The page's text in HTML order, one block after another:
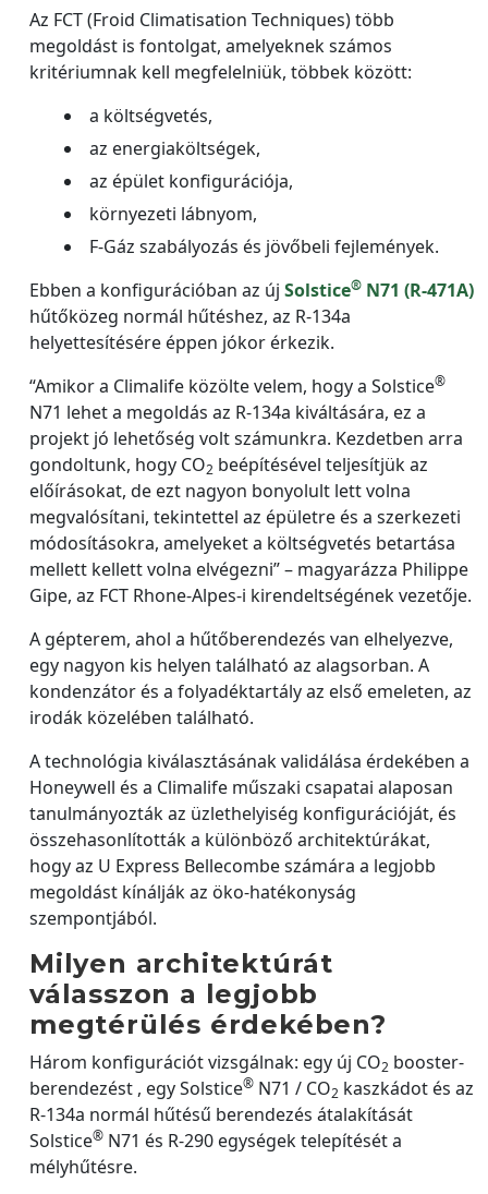
Az FCT (Froid Climatisation Techniques) több
megoldást is fontolgat, amelyeknek számos
kritériumnak kell megfelelniük, többek között:
a költségvetés,
az energiaköltségek,
az épület konfigurációja,
környezeti lábnyom,
F-Gáz szabályozás és jövőbeli fejlemények.
Ebben a konfigurációban az új Solstice® N71 (R-471A)
hűtőközeg normál hűtéshez, az R-134a
helyettesítésére éppen jókor érkezik.
“Amikor a Climalife közölte velem, hogy a Solstice®
N71 lehet a megoldás az R-134a kiváltására, ez a
projekt jó lehetőség volt számunkra. Kezdetben arra
gondoltunk, hogy CO2 beépítésével teljesítjük az
előírásokat, de ezt nagyon bonyolult lett volna
megvalósítani, tekintettel az épületre és a szerkezeti
módosításokra, amelyeket a költségvetés betartása
mellett kellett volna elvégezni” – magyarázza Philippe
Gipe, az FCT Rhone-Alpes-i kirendeltségének vezetője.
A gépterem, ahol a hűtőberendezés van elhelyezve,
egy nagyon kis helyen található az alagsorban. A
kondenzátor és a folyadéktartály az első emeleten, az
irodák közelében található.
A technológia kiválasztásának validálása érdekében a
Honeywell és a Climalife műszaki csapatai alaposan
tanulmányozták az üzlethelyiség konfigurációját, és
összehasonlították a különböző architektúrákat,
hogy az U Express Bellecombe számára a legjobb
megoldást kínálják az öko-hatékonyság
szempontjából.
Milyen architektúrát
válasszon a legjobb
megtérülés érdekében?
Három konfigurációt vizsgálnak: egy új CO2 booster-
berendezést , egy Solstice® N71 / CO2 kaszkádot és az
R-134a normál hűtésű berendezés átalakítását
Solstice® N71 és R-290 egységek telepítését a
mélyhűtésre.